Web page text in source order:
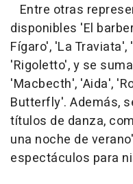
Entre otras
disponibles 'El
Fígaro', 'La
'Rigoletto', y se
'Macbecth', 'Aida',
Butterfly'. Además,
títulos de danza,
una noche de
espectáculos para